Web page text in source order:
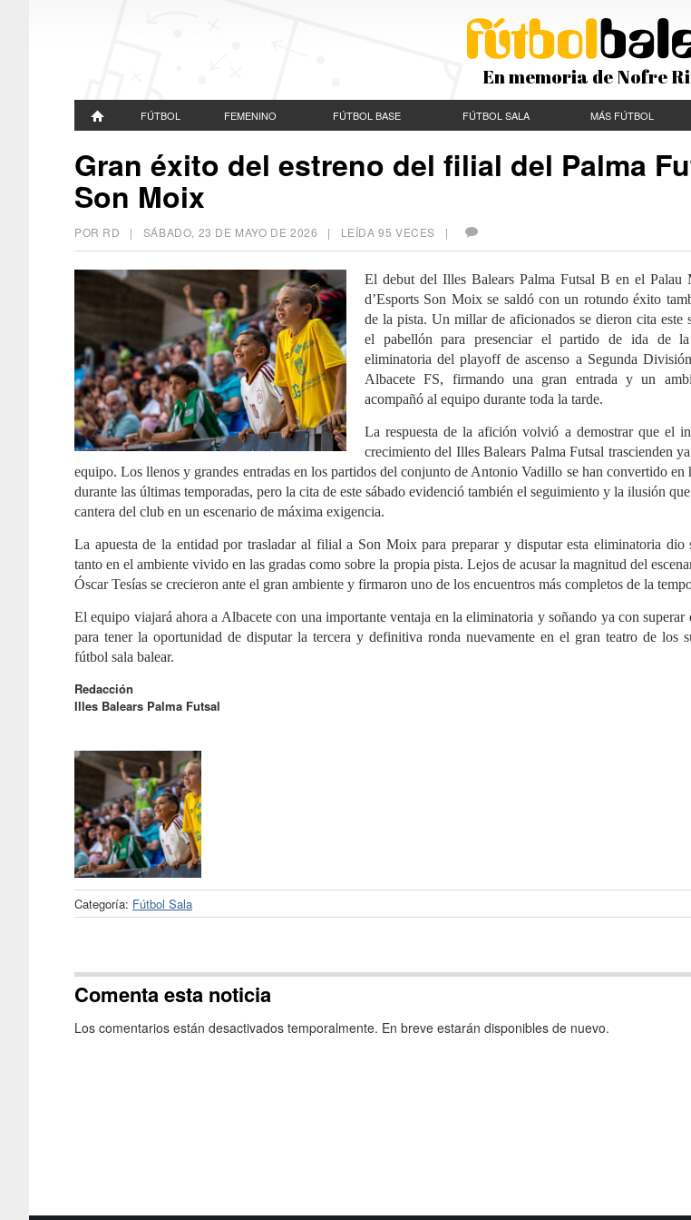
En memoria de Nofre
FÚTBOL FEMENINO FÚTBOL BASE FÚTBOL SALA MÁS FÚTBOL
Gran éxito del estreno del filial del Palma
Son Moix
POR RD | SÁBADO, 23 DE MAYO DE 2026 | LEÍDA 95 VECES |
El debut del Illes Balears Palma Futsal B en el Palau
d’Esports Son Moix se saldó con un rotundo éxito
de la pista. Un millar de aficionados se dieron cita este
el pabellón para presenciar el partido de ida de la
eliminatoria del playoff de ascenso a Segunda
Albacete FS, firmando una gran entrada y un
acompañó al equipo durante toda la tarde.
La respuesta de la afición volvió a demostrar que el
crecimiento del Illes Balears Palma Futsal trascienden
equipo. Los llenos y grandes entradas en los partidos del conjunto de Antonio Vadillo se han convertido en
durante las últimas temporadas, pero la cita de este sábado evidenció también el seguimiento y la ilusión
cantera del club en un escenario de máxima exigencia.
La apuesta de la entidad por trasladar al filial a Son Moix para preparar y disputar esta eliminatoria dio
tanto en el ambiente vivido en las gradas como sobre la propia pista. Lejos de acusar la magnitud del
Óscar Tesías se crecieron ante el gran ambiente y firmaron uno de los encuentros más completos de la
El equipo viajará ahora a Albacete con una importante ventaja en la eliminatoria y soñando ya con superar
para tener la oportunidad de disputar la tercera y definitiva ronda nuevamente en el gran teatro de los
fútbol sala balear.
Redacción
Illes Balears Palma Futsal
Categoría: Fútbol Sala
Comenta esta noticia
Los comentarios están desactivados temporalmente. En breve estarán disponibles de nuevo.